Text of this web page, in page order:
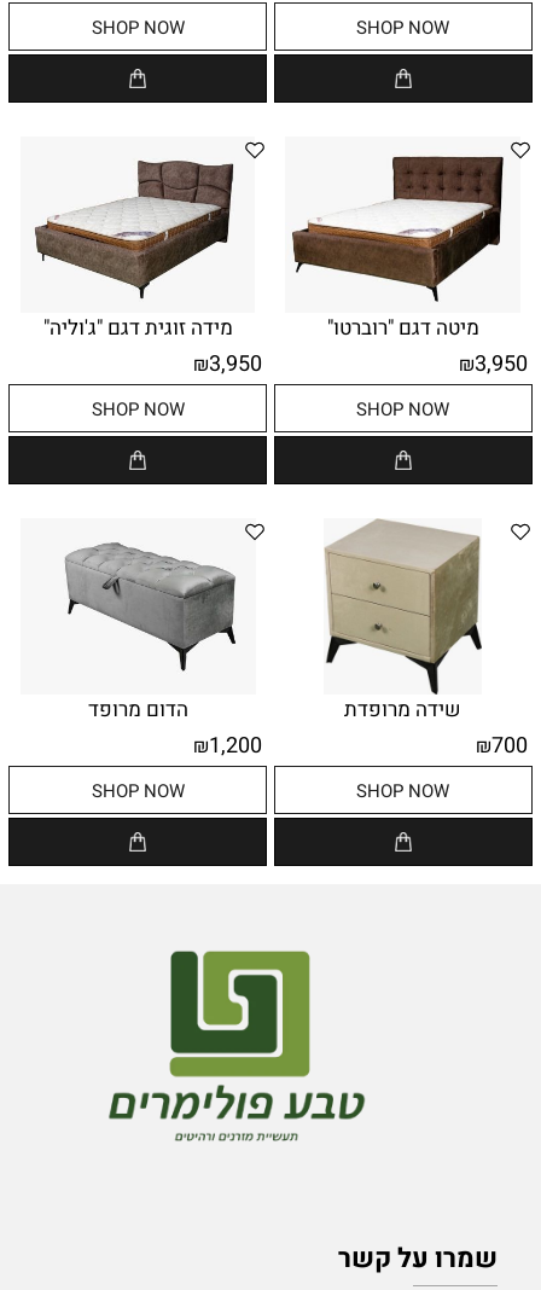
SHOP NOW
SHOP NOW
מיטה דגם "רוברטו"
₪3,950
SHOP NOW
מידה זוגית דגם "ג'וליה"
₪3,950
SHOP NOW
שידה מרופדת
₪700
SHOP NOW
הדום מרופד
₪1,200
SHOP NOW
שמרו על קשר